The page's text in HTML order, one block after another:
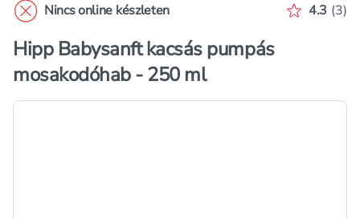
Nincs online készleten 4.3 (3)
Hipp Babysanft kacsás pumpás
mosakodóhab - 250 ml